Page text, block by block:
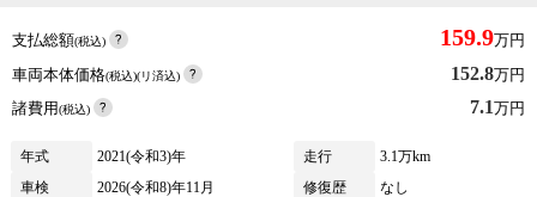
支払総額(税込) 159.9万円
車両本体価格(税込)(リ済込) 152.8万円
諸費用(税込) 7.1万円
年式 2021(令和3)年 走行
3.1万km
車検
2026(令和8)年11月 修復歴
なし